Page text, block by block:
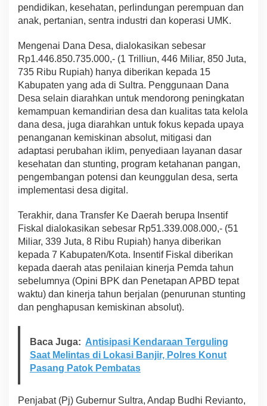
pendidikan, kesehatan, perlindungan perempuan dan
anak, pertanian, sentra industri dan koperasi UMK.
Mengenai Dana Desa, dialokasikan sebesar
Rp1.446.850.735.000,- (1 Trilliun, 446 Miliar, 850 Juta,
735 Ribu Rupiah) hanya diberikan kepada 15
Kabupaten yang ada di Sultra. Penggunaan Dana
Desa selain diarahkan untuk mendorong peningkatan
kemampuan kemandirian desa dan kualitas tata kelola
dana desa, juga diarahkan untuk fokus kepada upaya
penanganan kemiskinan absolut, mitigasi dan
adaptasi perubahan iklim, penyediaan layanan dasar
kesehatan dan stunting, program ketahanan pangan,
pengembangan potensi dan keunggulan desa, serta
implementasi desa digital.
Terakhir, dana Transfer Ke Daerah berupa Insentif
Fiskal dialokasikan sebesar Rp51.339.008.000,- (51
Miliar, 339 Juta, 8 Ribu Rupiah) hanya diberikan
kepada 7 Kabupaten/Kota. Insentif Fiskal diberikan
kepada daerah atas penilaian kinerja Pemda tahun
sebelumnya (Opini BPK dan Penetapan APBD tepat
waktu) dan kinerja tahun berjalan (penurunan stunting
dan penghapusan kemiskinan absolut).
Baca Juga: Antisipasi Kendaraan Terguling
Saat Melintas di Lokasi Banjir, Polres Konut
Pasang Patok Pembatas
Penjabat (Pj) Gubernur Sultra, Andap Budhi Revianto,